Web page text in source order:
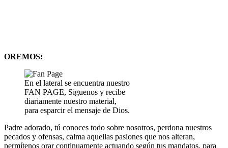
OREMOS:
En el lateral se encuentra nuestro
FAN PAGE, Siguenos y recibe
diariamente nuestro material,
para esparcir el mensaje de Dios.
Padre adorado, tú conoces todo sobre nosotros, perdona nuestros
pecados y ofensas, calma aquellas pasiones que nos alteran,
permítenos orar continuamente actuando según tus mandatos, para